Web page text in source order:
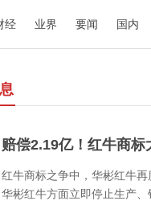
经 业界 要闻 国内
赔偿2.19亿！红牛商
红牛商标之争中，华彬红牛
华彬红牛方面立即停止生产